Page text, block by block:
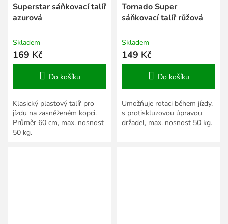
Superstar sáňkovací talíř
azurová
Skladem
169 Kč
Do košíku
Klasický plastový talíř pro
jízdu na zasněženém kopci.
Průměr 60 cm, max. nosnost
50 kg.
Tornado Super
sáňkovací talíř růžová
Skladem
149 Kč
Do košíku
Umožňuje rotaci během jízdy,
s protiskluzovou úpravou
držadel, max. nosnost 50 kg.